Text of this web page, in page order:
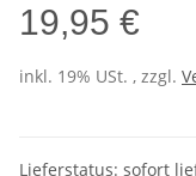
19,95 €
inkl. 19% USt. , zzgl.
Lieferstatus: sofort